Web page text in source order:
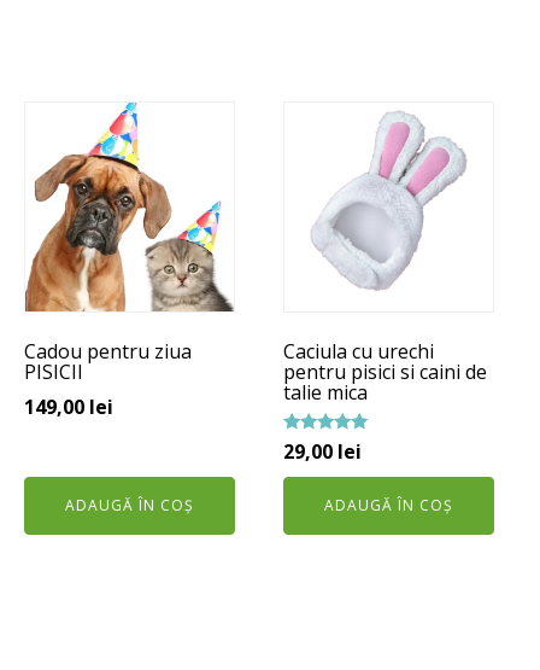
Cadou pentru ziua
PISICII
149,00 lei
ADAUGĂ ÎN COȘ
Caciula cu urechi
pentru pisici si caini de
talie mica
Evaluat la
5.00
din 5
29,00 lei
ADAUGĂ ÎN COȘ